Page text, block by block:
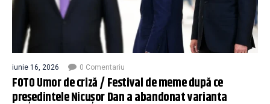
iunie 16, 2026 0 Comentariu
FOTO Umor de criză / Festival de meme după ce
președintele Nicușor Dan a abandonat varianta